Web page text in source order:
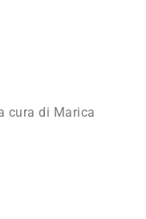
cura di Marica